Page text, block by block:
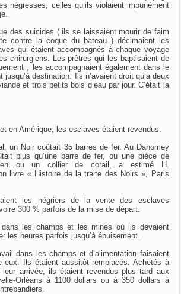
négresses, celles qu’ils violaient impunément
des suicides ( ils se laissaient mourir de faim
contre la coque du bateau ) décimaient les
qui étaient accompagnés à chaque voyage
chirurgiens. Les prêtres qui les baptisaient de
, les accompagnaient également dans le
jusqu’à destination. Ils n’avaient droit qu’a deux
et trois petits bols d’eau par jour. C’était la
en Amérique, les esclaves étaient revendus.
un Noir coûtait 35 barres de fer. Au Dahomey
plus qu’une barre de fer, ou une pièce de
un collier de corail, a estimé H.
livre « Histoire de la traite des Noirs », Paris
les négriers de la vente des esclaves
300 % parfois de la mise de départ.
les champs et les mines où ils devaient
les heures parfois jusqu’à épuisement.
dans les champs et d’alimentation faisaient
eux. Ils étaient aussitôt remplacés. Achetés à
arrivée, ils étaient revendus plus tard aux
Orléans à 1100 dollars ou à 350 dollars à